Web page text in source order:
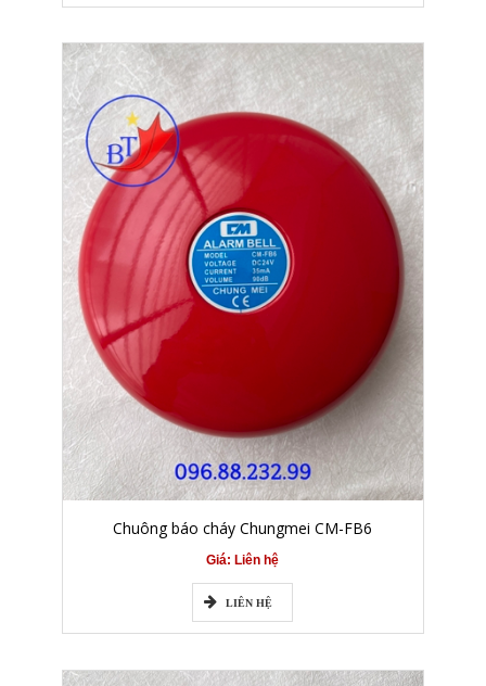
Chuông báo cháy Chungmei CM-FB6
Giá: Liên hệ
LIÊN HỆ